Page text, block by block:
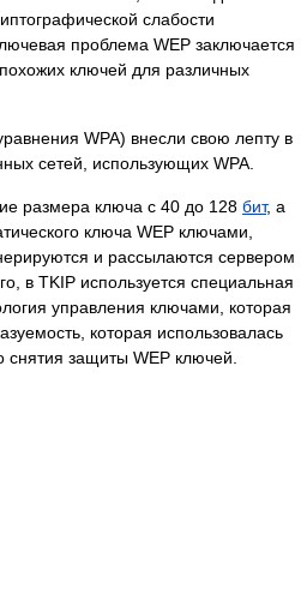
слабости
проблема WEP заключается
ключей для различных
WPA) внесли свою лепту в
сетей, использующих WPA.
размера ключа с 40 до 128 бит, а
ключа WEP ключами,
и рассылаются сервером
в TKIP используется специальная
управления ключами, которая
которая использовалась
снятия защиты WEP ключей.